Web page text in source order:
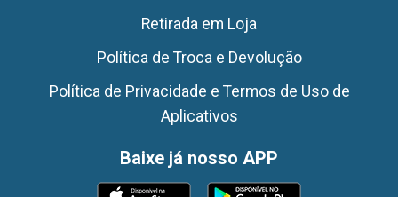
Retirada em Loja
Política de Troca e Devolução
Política de Privacidade e Termos de Uso de
Aplicativos
Baixe já nosso APP